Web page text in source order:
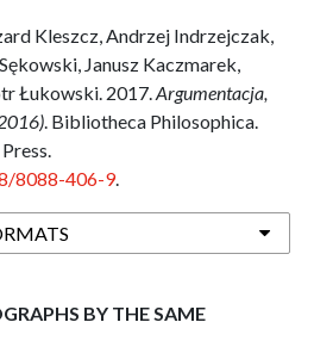
Kleszcz, Andrzej Indrzejczak,
Janusz Kaczmarek,
Łukowski. 2017.Argumentacja,
. Bibliotheca Philosophica.
8088-406-9.
BY THE SAME